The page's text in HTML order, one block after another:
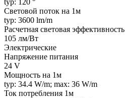
typ: 120 °
Световой поток на 1м
typ: 3600 lm/m
Расчетная световая эффективность
105 лм/Вт
Электрические
Напряжение питания
24 V
Мощность на 1м
typ: 34.4 W/m; max: 36 W/m
Ток потребления 1м